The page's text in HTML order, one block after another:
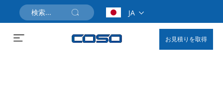
JA
お見積りを取得